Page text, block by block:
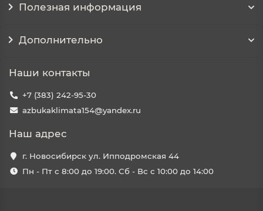
Полезная информация
Дополнительно
Наши контакты
+7 (383) 242-95-30
azbukaklimata154@yandex.ru
Наш адрес
г. Новосибирск ул. Ипподромская 44
Пн - Пт с 8:00 до 19:00. Сб - Вс с 10:00 до 14:00